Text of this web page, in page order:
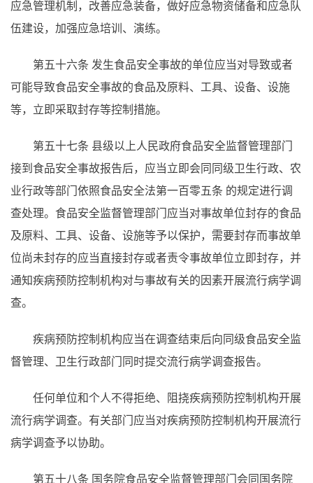
应急管理机制，改善应急装备，做好应急物资储备和应急队
伍建设，加强应急培训、演练。
第五十六条 发生食品安全事故的单位应当对导致或者
可能导致食品安全事故的食品及原料、工具、设备、设施
等，立即采取封存等控制措施。
第五十七条 县级以上人民政府食品安全监督管理部门
接到食品安全事故报告后，应当立即会同同级卫生行政、农
业行政等部门依照食品安全法第一百零五条 的规定进行调
查处理。食品安全监督管理部门应当对事故单位封存的食品
及原料、工具、设备、设施等予以保护，需要封存而事故单
位尚未封存的应当直接封存或者责令事故单位立即封存，并
通知疾病预防控制机构对与事故有关的因素开展流行病学调
查。
疾病预防控制机构应当在调查结束后向同级食品安全监
督管理、卫生行政部门同时提交流行病学调查报告。
任何单位和个人不得拒绝、阻挠疾病预防控制机构开展
流行病学调查。有关部门应当对疾病预防控制机构开展流行
病学调查予以协助。
第五十八条 国务院食品安全监督管理部门会同国务院